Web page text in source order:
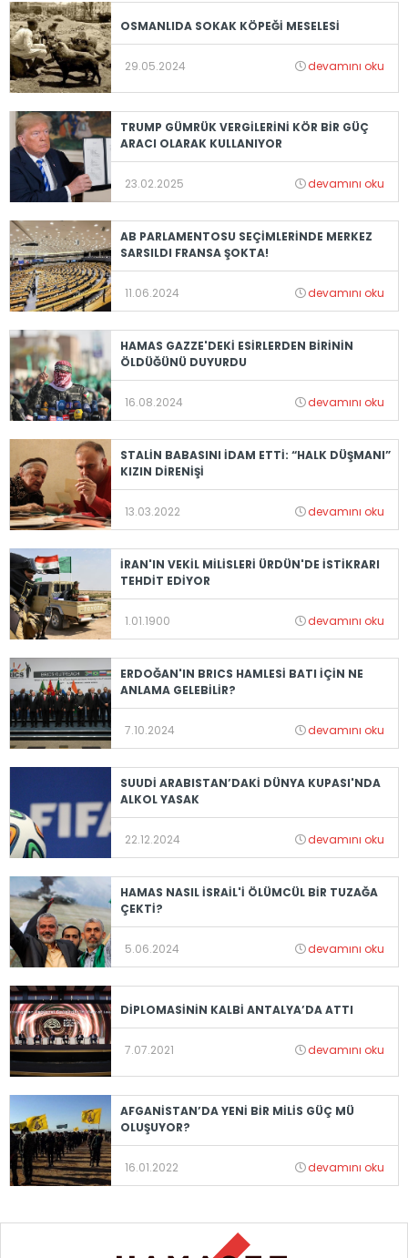
OSMANLIDA SOKAK KÖPEĞİ MESELESİ
29.05.2024 devamını oku
TRUMP GÜMRÜK VERGİLERİNİ KÖR BİR GÜÇ
ARACI OLARAK KULLANIYOR
23.02.2025 devamını oku
AB PARLAMENTOSU SEÇİMLERİNDE MERKEZ
SARSILDI FRANSA ŞOKTA!
11.06.2024 devamını oku
HAMAS GAZZE'DEKİ ESİRLERDEN BİRİNİN
ÖLDÜĞÜNÜ DUYURDU
16.08.2024 devamını oku
STALİN BABASINI İDAM ETTİ: “HALK DÜŞMANI”
KIZIN DİRENİŞİ
13.03.2022 devamını oku
İRAN'IN VEKİL MİLİSLERİ ÜRDÜN'DE İSTİKRARI
TEHDİT EDİYOR
1.01.1900 devamını oku
ERDOĞAN'IN BRICS HAMLESİ BATI İÇİN NE
ANLAMA GELEBİLİR?
7.10.2024 devamını oku
SUUDİ ARABISTAN’DAKİ DÜNYA KUPASI'NDA
ALKOL YASAK
22.12.2024 devamını oku
HAMAS NASIL İSRAİL'İ ÖLÜMCÜL BİR TUZAĞA
ÇEKTİ?
5.06.2024 devamını oku
DİPLOMASİNİN KALBİ ANTALYA’DA ATTI
7.07.2021 devamını oku
AFGANİSTAN’DA YENİ BİR MİLİS GÜÇ MÜ
OLUŞUYOR?
16.01.2022 devamını oku